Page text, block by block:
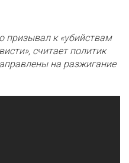
призывал к «убийствам
считает политик
на разжигание